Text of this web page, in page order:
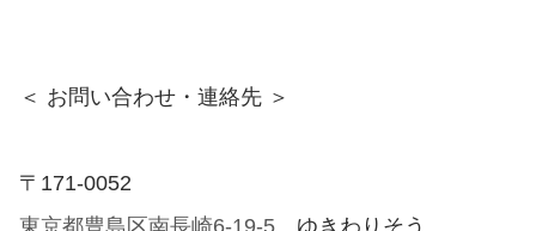
＜ お問い合わせ・連絡先 ＞
〒171-0052
東京都豊島区南長崎6-19-5 ゆきわりそう